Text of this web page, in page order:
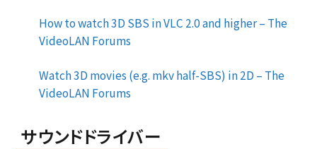
How to watch 3D SBS in VLC 2.0 and higher – The
VideoLAN Forums
Watch 3D movies (e.g. mkv half-SBS) in 2D – The
VideoLAN Forums
サウンドドライバー